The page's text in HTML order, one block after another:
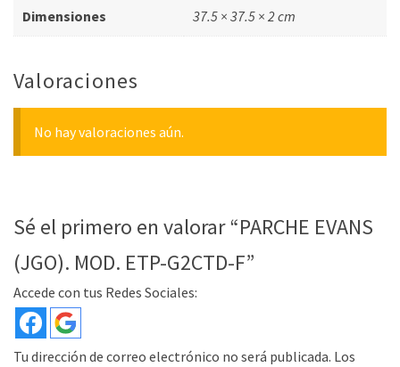
Dimensiones 37.5 × 37.5 × 2 cm
Valoraciones
No hay valoraciones aún.
Sé el primero en valorar “PARCHE EVANS
(JGO). MOD. ETP-G2CTD-F”
Accede con tus Redes Sociales:
Tu dirección de correo electrónico no será publicada. Los